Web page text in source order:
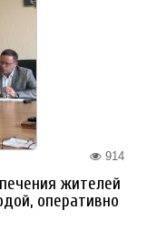
914
жителей
оперативно